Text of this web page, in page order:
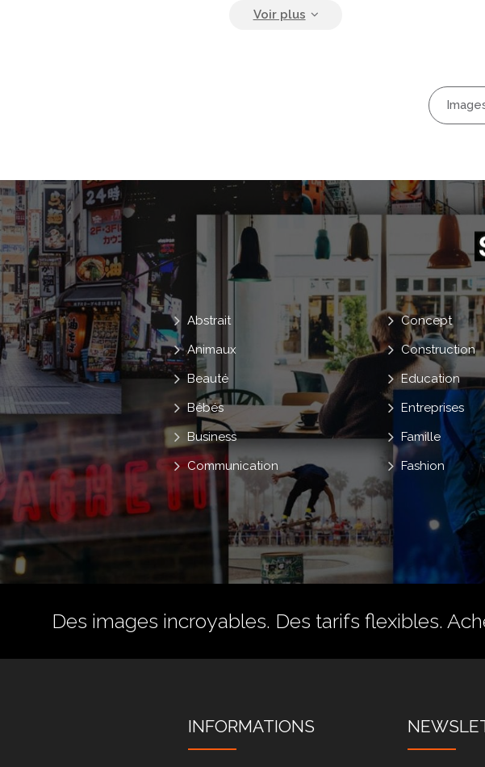
Grille
Abstrait
Animaux
Beauté
Bébés
Business
Communication
Concept
Construction
Education
Entreprises
Famille
Fashion
Des images incroyables. Des tarifs flexibles.
INFORMATIONS